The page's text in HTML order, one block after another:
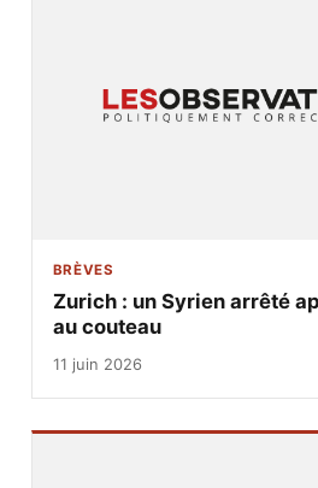
BRÈVES
Zurich : un Syrien arrêté
au couteau
11 juin 2026